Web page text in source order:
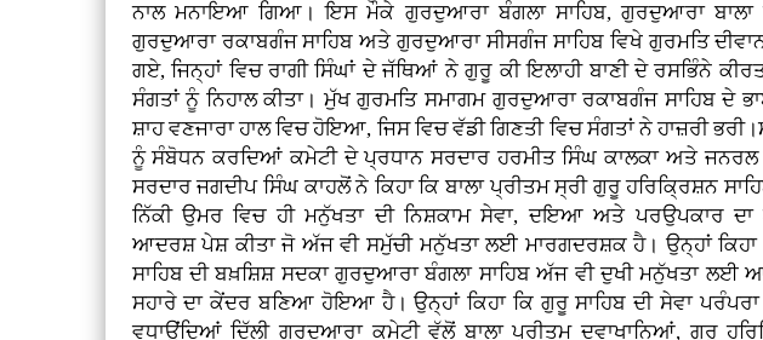
ਨਾਲ ਮਨਾਇਆ ਗਿਆ। ਇਸ ਮੌਕੇ ਗੁਰਦੁਆਰਾ ਬੰਗਲਾ ਸਾਹਿਬ, ਗੁਰਦੁਆਰਾ ਬਾਲਾ
ਗੁਰਦੁਆਰਾ ਰਕਾਬਗੰਜ ਸਾਹਿਬ ਅਤੇ ਗੁਰਦੁਆਰਾ ਸੀਸਗੰਜ ਸਾਹਿਬ ਵਿਖੇ ਗੁਰਮਤਿ
ਗਏ, ਜਿਨ੍ਹਾਂ ਵਿਚ ਰਾਗੀ ਸਿੰਘਾਂ ਦੇ ਜੱਥਿਆਂ ਨੇ ਗੁਰੂ ਕੀ ਇਲਾਹੀ ਬਾਣੀ ਦੇ ਰਸਭਿੰਨੇ
ਸੰਗਤਾਂ ਨੂੰ ਨਿਹਾਲ ਕੀਤਾ। ਮੁੱਖ ਗੁਰਮਤਿ ਸਮਾਗਮ ਗੁਰਦੁਆਰਾ ਰਕਾਬਗੰਜ ਸਾਹਿਬ ਦੇ
ਸ਼ਾਹ ਵਣਜਾਰਾ ਹਾਲ ਵਿਚ ਹੋਇਆ, ਜਿਸ ਵਿਚ ਵੱਡੀ ਗਿਣਤੀ ਵਿਚ ਸੰਗਤਾਂ ਨੇ ਹਾਜ਼ਰੀ
ਨੂੰ ਸੰਬੋਧਨ ਕਰਦਿਆਂ ਕਮੇਟੀ ਦੇ ਪ੍ਰਧਾਨ ਸਰਦਾਰ ਹਰਮੀਤ ਸਿੰਘ ਕਾਲਕਾ ਅਤੇ
ਸਰਦਾਰ ਜਗਦੀਪ ਸਿੰਘ ਕਾਹਲੋਂ ਨੇ ਕਿਹਾ ਕਿ ਬਾਲਾ ਪ੍ਰੀਤਮ ਸ੍ਰੀ ਗੁਰੂ ਹਰਿਕ੍ਰਿਸ਼ਨ
ਨਿੱਕੀ ਉਮਰ ਵਿਚ ਹੀ ਮਨੁੱਖਤਾ ਦੀ ਨਿਸ਼ਕਾਮ ਸੇਵਾ, ਦਇਆ ਅਤੇ ਪਰਉਪਕਾਰ ਦਾ
ਆਦਰਸ਼ ਪੇਸ਼ ਕੀਤਾ ਜੋ ਅੱਜ ਵੀ ਸਮੁੱਚੀ ਮਨੁੱਖਤਾ ਲਈ ਮਾਰਗਦਰਸ਼ਕ ਹੈ। ਉਨ੍ਹਾਂ ਕਿਹਾ
ਸਾਹਿਬ ਦੀ ਬਖ਼ਸ਼ਿਸ਼ ਸਦਕਾ ਗੁਰਦੁਆਰਾ ਬੰਗਲਾ ਸਾਹਿਬ ਅੱਜ ਵੀ ਦੁਖੀ ਮਨੁੱਖਤਾ ਲਈ
ਸਹਾਰੇ ਦਾ ਕੇਂਦਰ ਬਣਿਆ ਹੋਇਆ ਹੈ। ਉਨ੍ਹਾਂ ਕਿਹਾ ਕਿ ਗੁਰੂ ਸਾਹਿਬ ਦੀ ਸੇਵਾ
ਵਧਾਉਂਦਿਆਂ ਦਿੱਲੀ ਗੁਰਦੁਆਰਾ ਕਮੇਟੀ ਵੱਲੋਂ ਬਾਲਾ ਪ੍ਰੀਤਮ ਦਵਾਖਾਨਿਆਂ, ਗੁਰੂ